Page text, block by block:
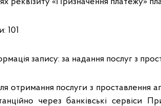
реквізиту «Призначення платежу»
101
запису: за надання послуг з
отримання послуги з проставлення
через банківські